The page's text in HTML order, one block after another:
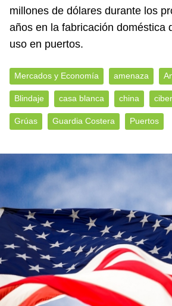
millones de dólares durante los
años en la fabricación doméstica
uso en puertos.
Mercados y Economía amenaza
Blindaje casa blanca china
Grúas Guardia Costera Puertos